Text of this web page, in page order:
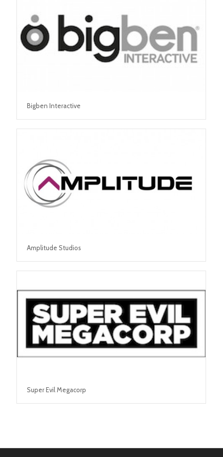
Bigben Interactive
Amplitude Studios
Super Evil Megacorp